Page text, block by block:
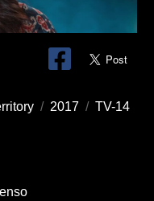
/ 2017 / TV-14